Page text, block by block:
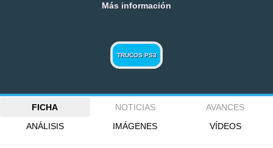
Más información
TRUCOS PS3
FICHA NOTICIAS
AVANCES
ANÁLISIS
IMÁGENES VÍDEOS